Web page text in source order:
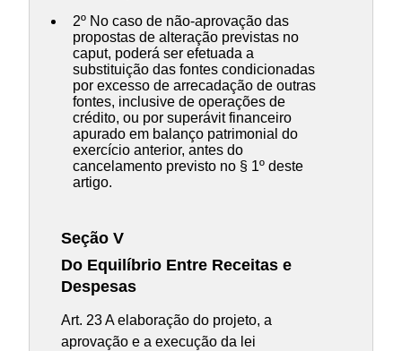
2º No caso de não-aprovação das
propostas de alteração previstas no
caput, poderá ser efetuada a
substituição das fontes condicionadas
por excesso de arrecadação de outras
fontes, inclusive de operações de
crédito, ou por superávit financeiro
apurado em balanço patrimonial do
exercício anterior, antes do
cancelamento previsto no § 1º deste
artigo.
Seção V
Do Equilíbrio Entre Receitas e
Despesas
Art. 23 A elaboração do projeto, a
aprovação e a execução da lei